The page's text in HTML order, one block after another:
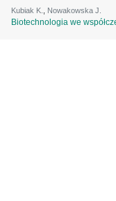
Kubiak K. Nowakowska J.
Biotechnologia we